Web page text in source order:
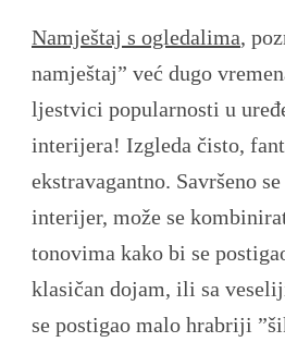
Namještaj s ogledalima,
namještaj” već dugo
ljestvici popularnosti u
interijera! Izgleda čisto,
ekstravagantno. Savršeno
interijer, može se
tonovima kako bi se
klasičan dojam, ili sa
se postigao malo hrabriji